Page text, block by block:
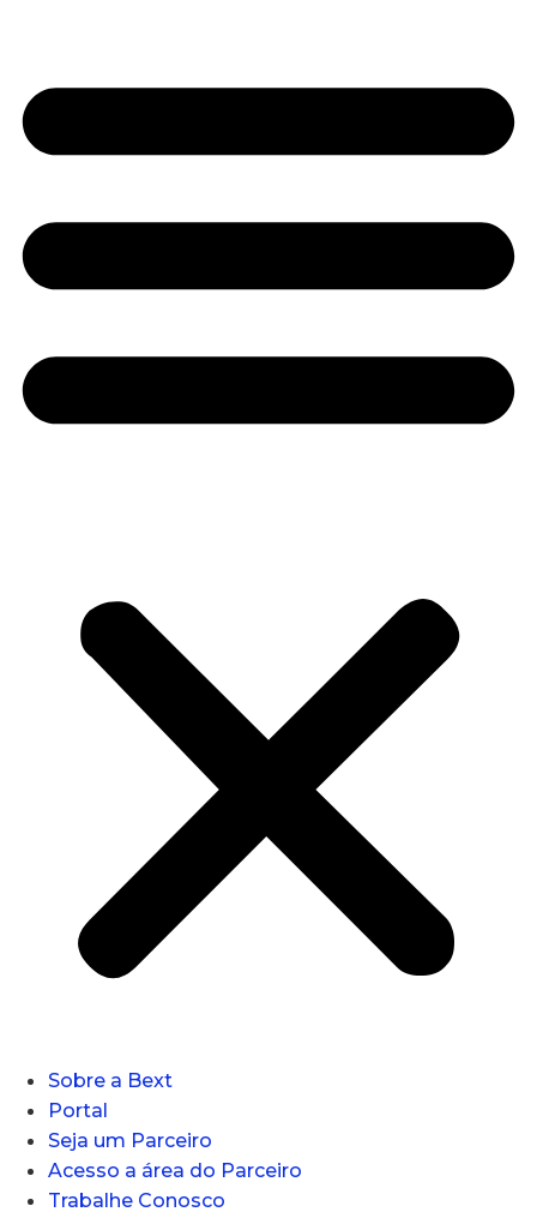
Sobre a Bext
Portal
Seja um Parceiro
Acesso a área do Parceiro
Trabalhe Conosco